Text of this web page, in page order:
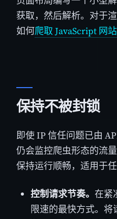
获取，然后解析。对于
如何爬取 JavaScript 网站
保持不被封锁
即使 IP 信任问题已由
仍会监控爬虫形态的流
保持运行顺畅，适用于
控制请求节奏。 在紧
限速的最快方式。